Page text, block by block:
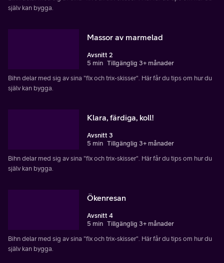
själv kan bygga.
Massor av marmelad
Avsnitt 2
5 min Tillgänglig 3+ månader
Bihn delar med sig av sina "fix och trix-skisser". Här får du tips om hur du
själv kan bygga.
Klara, färdiga, koll!
Avsnitt 3
5 min Tillgänglig 3+ månader
Bihn delar med sig av sina "fix och trix-skisser". Här får du tips om hur du
själv kan bygga.
Ökenresan
Avsnitt 4
5 min Tillgänglig 3+ månader
Bihn delar med sig av sina "fix och trix-skisser". Här får du tips om hur du
själv kan bygga.